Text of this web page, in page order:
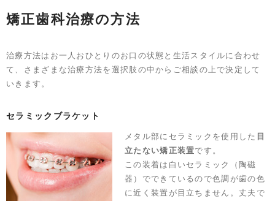
矯正歯科治療の方法
治療方法はお一人おひとりのお口の状態と生活スタイルに合わせ
て、さまざまな治療方法を選択肢の中からご相談の上で決定して
いきます。
セラミックブラケット
メタル部にセラミックを使用した 目
立たない矯正装置です。
この装着は白いセラミック（陶磁
器）でできているので色調が歯の色
に近く装置が目立ちません。丈夫で